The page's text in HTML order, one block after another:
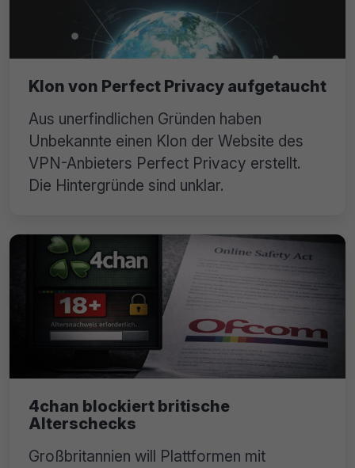
Klon von Perfect Privacy aufgetaucht
Aus unerfindlichen Gründen haben
Unbekannte einen Klon der Website des
VPN-Anbieters Perfect Privacy erstellt.
Die Hintergründe sind unklar.
4chan blockiert britische
Alterschecks
Großbritannien will Plattformen mit